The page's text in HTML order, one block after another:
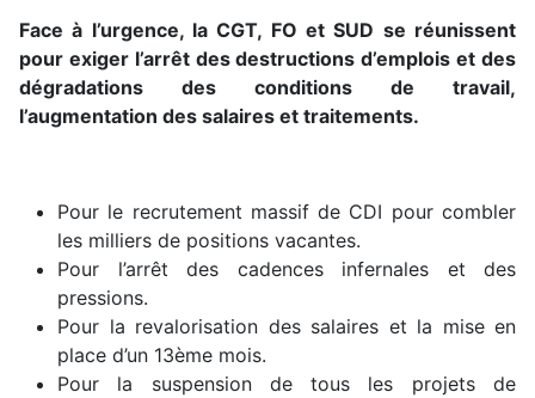
Face à l’urgence, la CGT, FO et SUD se réunissent
pour exiger l’arrêt des destructions d’emplois et des
dégradations des conditions de travail,
l’augmentation des salaires et traitements.
Pour le recrutement massif de CDI pour combler
les milliers de positions vacantes.
Pour l’arrêt des cadences infernales et des
pressions.
Pour la revalorisation des salaires et la mise en
place d’un 13ème mois.
Pour la suspension de tous les projets de